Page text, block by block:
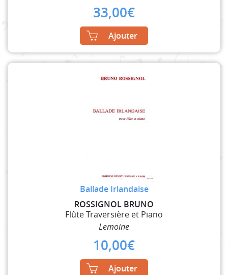
33,00€
Ajouter
Ballade Irlandaise
ROSSIGNOL BRUNO
Flûte Traversière et Piano
Lemoine
10,00€
Ajouter